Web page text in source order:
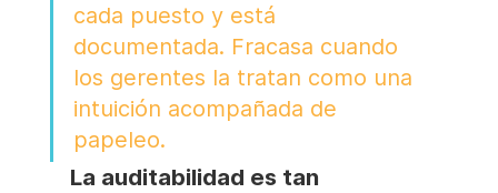
cada puesto y está
documentada. Fracasa cuando
los gerentes la tratan como una
intuición acompañada de
papeleo.
La auditabilidad es tan